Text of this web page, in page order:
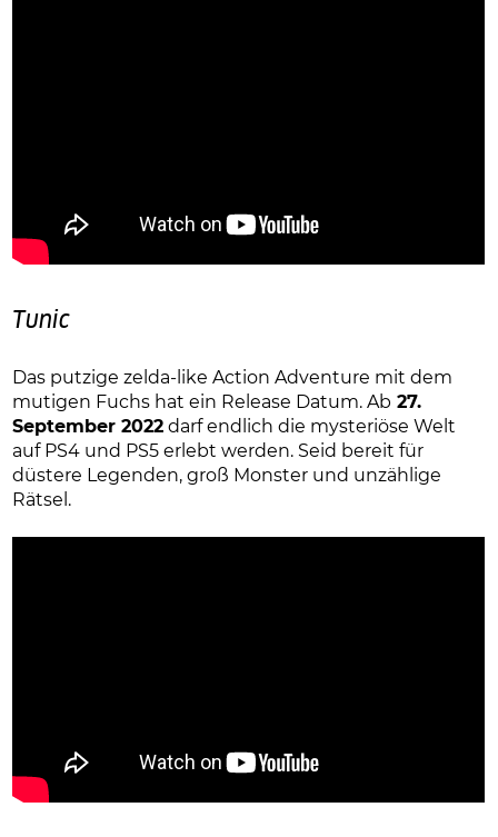
Tunic
Das putzige zelda-like Action Adventure mit dem
mutigen Fuchs hat ein Release Datum. Ab 27.
September 2022 darf endlich die mysteriöse Welt
auf PS4 und PS5 erlebt werden. Seid bereit für
düstere Legenden, groß Monster und unzählige
Rätsel.